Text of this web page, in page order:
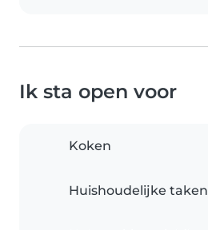
Ik sta open voor
Koken
Huishoudelijke taken